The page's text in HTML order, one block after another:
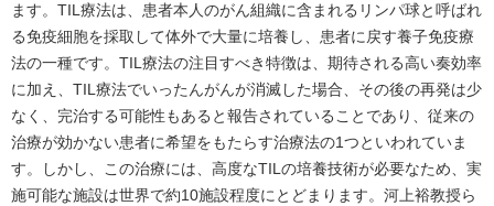
ます。TIL療法は、患者本人のがん組織に含まれるリンパ球と呼ばれ
る免疫細胞を採取して体外で大量に培養し、患者に戻す養子免疫療
法の一種です。TIL療法の注目すべき特徴は、期待される高い奏効率
に加え、TIL療法でいったんがんが消滅した場合、その後の再発は少
なく、完治する可能性もあると報告されていることであり、従来の
治療が効かない患者に希望をもたらす治療法の1つといわれていま
す。しかし、この治療には、高度なTILの培養技術が必要なため、実
施可能な施設は世界で約10施設程度にとどまります。河上裕教授ら